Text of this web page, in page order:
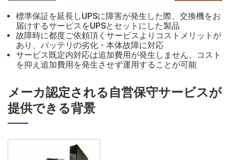
標準保証を延長しUPSに障害が発生した際、交換機をお
届けするサービスをUPSとセットにした製品
故障時に都度ご依頼頂くサービスよりコストメリットが
あり、バッテリの劣化・本体故障に対応
サービス既定内対応は追加費用が発生しません。コスト
を抑え追加費用を発生させず運用することが可能
メーカ認定される自営保守サービスが
提供できる背景